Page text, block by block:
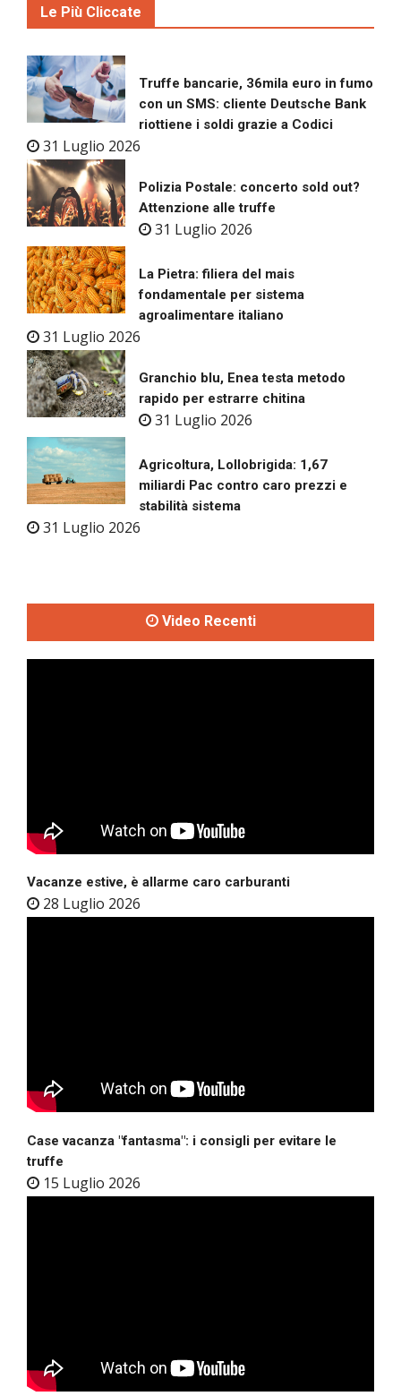
Le Più Cliccate
Truffe bancarie, 36mila euro in fumo
con un SMS: cliente Deutsche Bank
riottiene i soldi grazie a Codici
31 Luglio 2026
Polizia Postale: concerto sold out?
Attenzione alle truffe
31 Luglio 2026
La Pietra: filiera del mais
fondamentale per sistema
agroalimentare italiano
31 Luglio 2026
Granchio blu, Enea testa metodo
rapido per estrarre chitina
31 Luglio 2026
Agricoltura, Lollobrigida: 1,67
miliardi Pac contro caro prezzi e
stabilità sistema
31 Luglio 2026
Video Recenti
Vacanze estive, è allarme caro carburanti
28 Luglio 2026
Case vacanza "fantasma": i consigli per evitare le
truffe
15 Luglio 2026